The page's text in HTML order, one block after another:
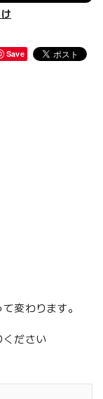
Save
変わります。
ください